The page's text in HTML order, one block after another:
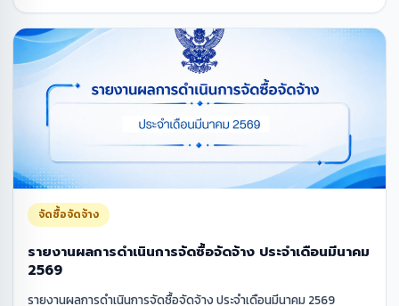
จัดซื้อจัดจ้าง
รายงานผลการดำเนินการจัดซื้อจัดจ้าง ประจำเดือนมีนาคม
2569
รายงานผลการดำเนินการจัดซื้อจัดจ้าง ประจำเดือนมีนาคม 2569